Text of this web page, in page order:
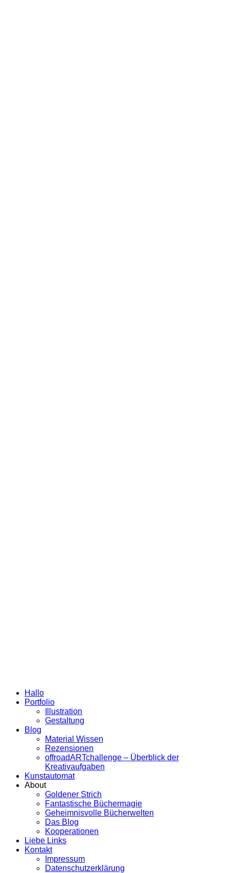
Hallo
Portfolio
Illustration
Gestaltung
Blog
Material Wissen
Rezensionen
offroadARTchallenge – Überblick der
Kreativaufgaben
Kunstautomat
About
Goldener Strich
Fantastische Büchermagie
Geheimnisvolle Bücherwelten
Das Blog
Kooperationen
Liebe Links
Kontakt
Impressum
Datenschutzerklärung